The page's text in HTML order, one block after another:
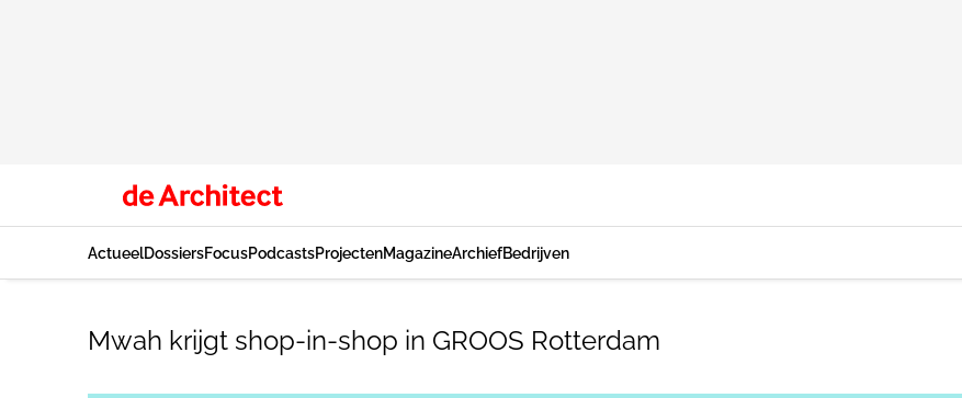
ActueelDossiersFocusPodcastsProjectenMagazineArchiefBedrijven
Mwah krijgt shop-in-shop in GROOS Rotterdam